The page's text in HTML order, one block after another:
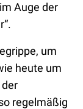
Auge der
um
heute um
regelmäßig